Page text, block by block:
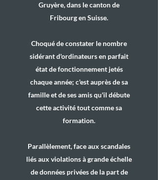
Gruyère, dans le canton de
Fribourg en Suisse.
Choqué de constater le nombre
sidérant d'ordinateurs en parfait
état de fonctionnement jetés
chaque année; c'est auprès de sa
famille et de ses amis qu'il débute
cette activité tout comme sa
formation.
Parallèlement, face aux scandales
liés aux violations à grande échelle
de données privées de la part de